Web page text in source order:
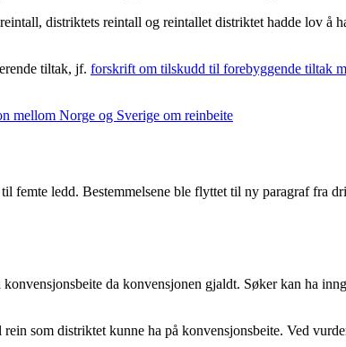
distriktets reintall og reintallet distriktet hadde lov å
tiltak, jf. forskrift om tilskudd til forebyggende tiltak
mellom Norge og Sverige om reinbeite
femte ledd. Bestemmelsene ble flyttet til ny paragraf fra
da konvensjonen gjaldt. Søker kan ha
som distriktet kunne ha på konvensjonsbeite. Ved